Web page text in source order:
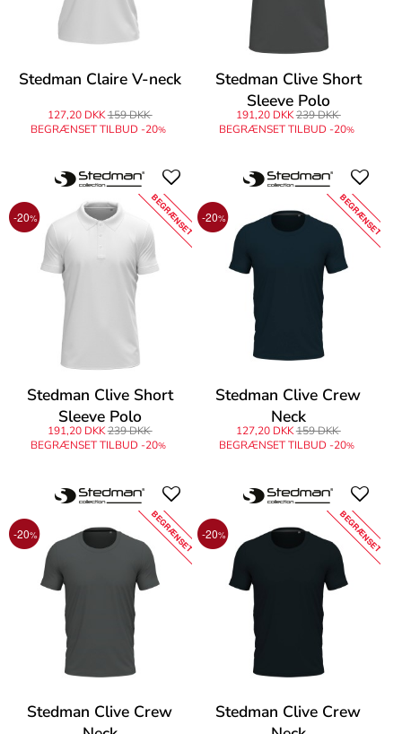
Stedman Claire V-neck
127,20 DKK159 DKK
BEGRÆNSET TILBUD -20%
Stedman Clive Short
Sleeve Polo
191,20 DKK239 DKK
BEGRÆNSET TILBUD -20%
-20% BEGRÆNSET
Stedman Clive Short
Sleeve Polo
191,20 DKK239 DKK
BEGRÆNSET TILBUD -20%
-20% BEGRÆNSET
Stedman Clive Crew
Neck
127,20 DKK159 DKK
BEGRÆNSET TILBUD -20%
-20% BEGRÆNSET
Stedman Clive Crew
-20% BEGRÆNSET
Stedman Clive Crew